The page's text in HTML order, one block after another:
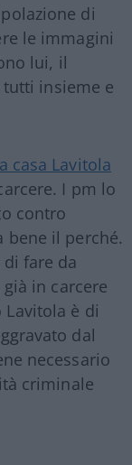
di
le immagini
lui, il
tutti insieme e
casa Lavitola
I pm lo
contro
bene il perché.
fare da
in carcere
Lavitola è di
dal
necessario
criminale